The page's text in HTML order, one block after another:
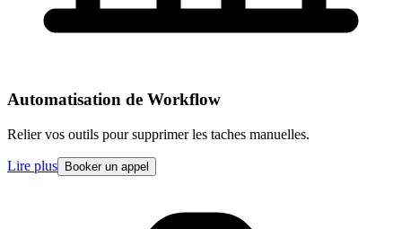
Automatisation de Workflow
Relier vos outils pour supprimer les taches manuelles.
Lire plus Booker un appel